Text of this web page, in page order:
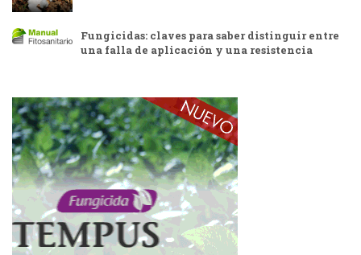
Fungicidas: claves para saber distinguir entre
una falla de aplicación y una resistencia